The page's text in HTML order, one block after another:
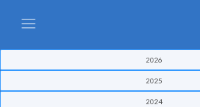
2026
2025
2024